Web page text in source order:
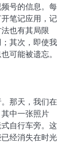
号的信息。每
笔记应用，记
也有其局限
其次，即使我
可能被遗忘。
那天，我们在
中一张照片
自行车旁。这
经消失在时光